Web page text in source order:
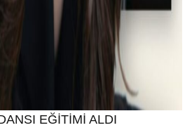
EĞİTİMİ ALDI